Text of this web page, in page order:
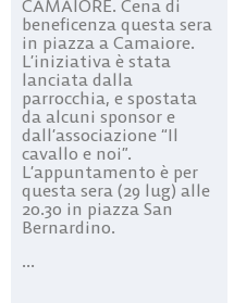
CAMAIORE. Cena di
beneficenza questa sera
in piazza a Camaiore.
L’iniziativa è stata
lanciata dalla
parrocchia, e spostata
da alcuni sponsor e
dall’associazione “Il
cavallo e noi”.
L’appuntamento è per
questa sera (29 lug) alle
20.30 in piazza San
Bernardino.
...